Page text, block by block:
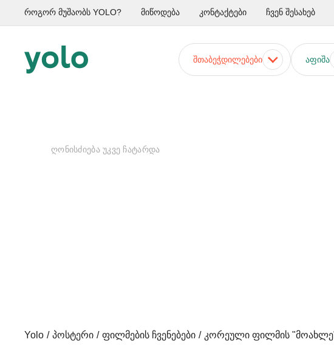
როგორ მუშაობს YOLO? მიწოდება კონტაქტები ჩვენ შესახებ
ᲨᲗᲐᲑᲔᲭᲓᲘᲚᲔᲑᲔᲑᲘ ᲐᲤᲘᲨᲐ
ᲦᲝᲜᲘᲡᲫᲘᲔᲑᲐ ᲣᲙᲕᲔ ᲩᲐᲢᲐᲠᲓᲐ
Yolo პოსტერი ფილმების ჩვენებები კორეული ფილმის "მოახლე"